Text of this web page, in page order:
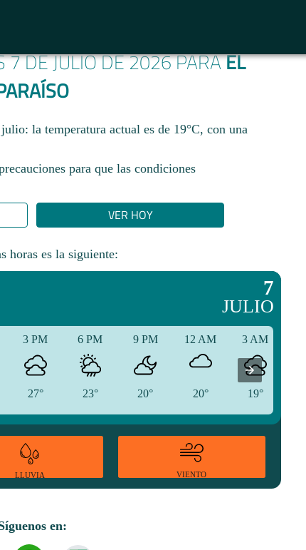
7 DE JULIO DE 2026 PARAEL
la temperatura actual es de 19°C, con una
para que las condiciones
VER HOY
horas es la siguiente:
7
JULIO
3 PM
27°
6 PM
23°
9 PM
20°
12 AM
20°
3 AM
19°
LLUVIA VIENTO
en: